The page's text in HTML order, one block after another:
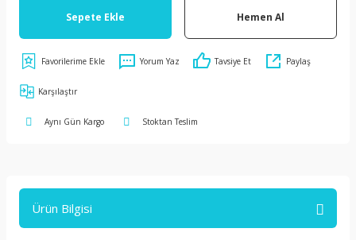
Sepete Ekle Hemen Al
Yorum Yaz Tavsiye Et Paylaş
Karşılaştır
Aynı Gün Kargo Stoktan Teslim
Ürün Bilgisi